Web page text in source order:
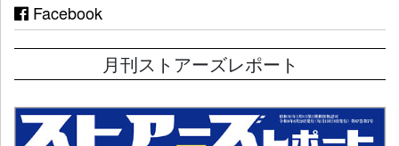
Facebook
月刊ストアーズレポート